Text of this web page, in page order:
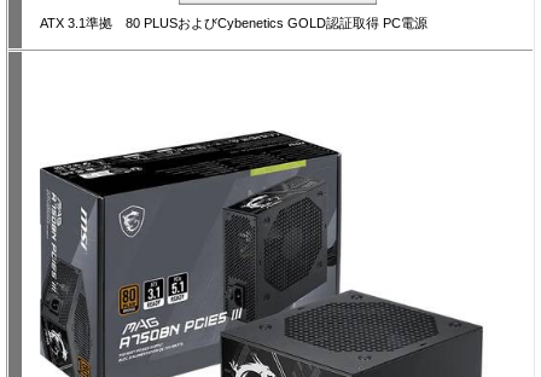
ATX 3.1準拠 80 PLUSおよびCybenetics GOLD認証取得 PC電源